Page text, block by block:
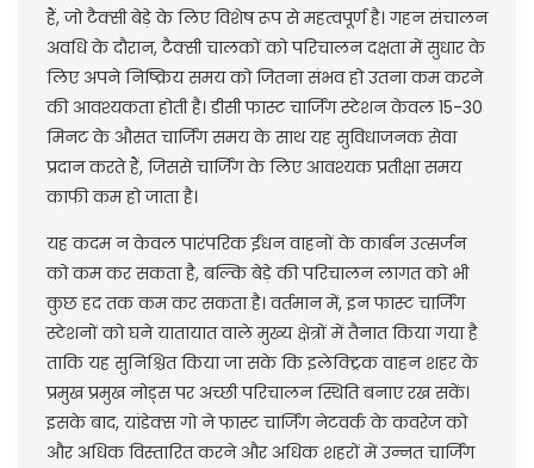
हैं, जो टैक्सी बेड़े के लिए विशेष रूप से महत्वपूर्ण है। गहन संचालन
अवधि के दौरान, टैक्सी चालकों को परिचालन दक्षता में सुधार के
लिए अपने निष्क्रिय समय को जितना संभव हो उतना कम करने
की आवश्यकता होती है। डीसी फास्ट चार्जिंग स्टेशन केवल 15-30
मिनट के औसत चार्जिंग समय के साथ यह सुविधाजनक सेवा
प्रदान करते हैं, जिससे चार्जिंग के लिए आवश्यक प्रतीक्षा समय
काफी कम हो जाता है।
यह कदम न केवल पारंपरिक ईंधन वाहनों के कार्बन उत्सर्जन
को कम कर सकता है, बल्कि बेड़े की परिचालन लागत को भी
कुछ हद तक कम कर सकता है। वर्तमान में, इन फास्ट चार्जिंग
स्टेशनों को घने यातायात वाले मुख्य क्षेत्रों में तैनात किया गया है
ताकि यह सुनिश्चित किया जा सके कि इलेक्ट्रिक वाहन शहर के
प्रमुख प्रमुख नोड्स पर अच्छी परिचालन स्थिति बनाए रख सकें।
इसके बाद, यांडेक्स गो ने फास्ट चार्जिंग नेटवर्क के कवरेज को
और अधिक विस्तारित करने और अधिक शहरों में उन्नत चार्जिंग